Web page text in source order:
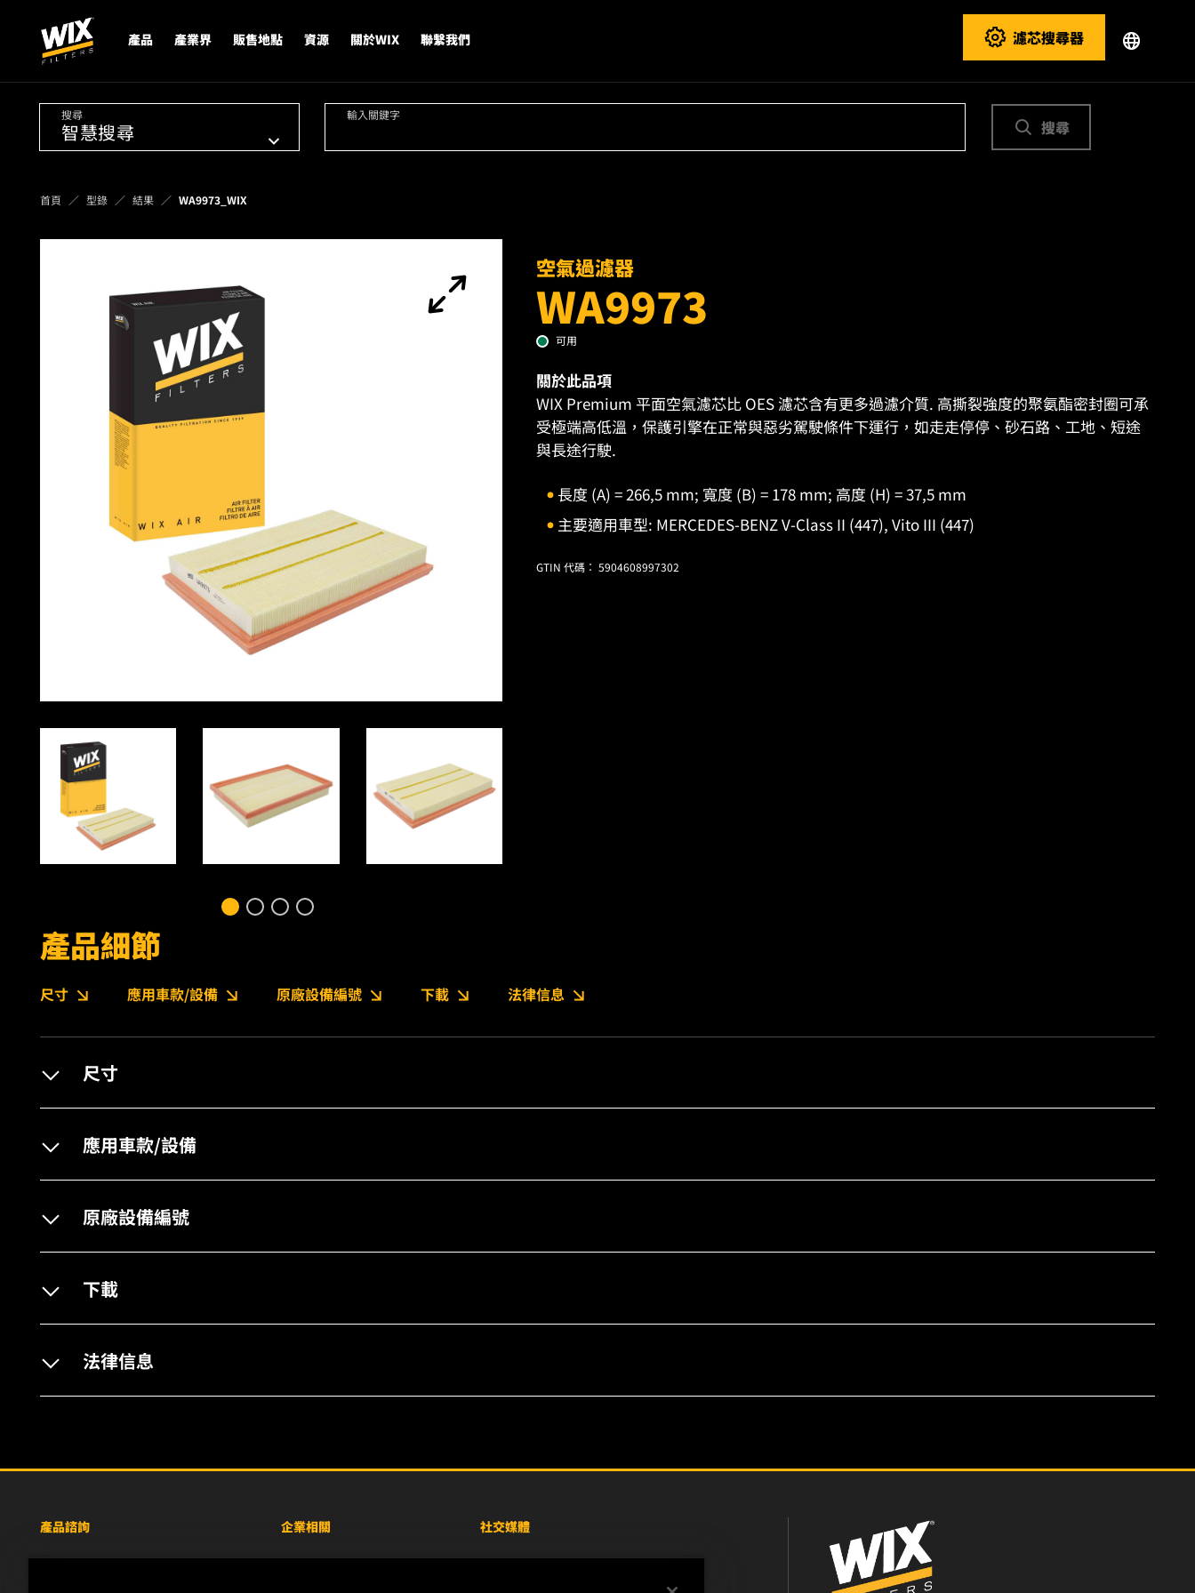
產品 產業界 販售地點 資源 關於WIX 聯繫我們 濾芯搜尋器
搜尋 輸入關鍵字
搜尋
首頁 型錄 結果 WA9973_WIX
空氣過濾器
WA9973
可用
關於此品項
WIX Premium 平面空氣濾芯比 OES 濾芯含有更多過濾介質. 高撕裂強度的聚氨酯密封圈可承
受極端高低溫，保護引擎在正常與惡劣駕駛條件下運行，如走走停停、砂石路、工地、短途
與長途行駛.
長度 (A) = 266,5 mm; 寬度 (B) = 178 mm; 高度 (H) = 37,5 mm
主要適用車型: MERCEDES-BENZ V-Class II (447), Vito III (447)
GTIN 代碼： 5904608997302
產品細節
尺寸 應用車款/設備 原廠設備編號 下載 法律信息
尺寸
應用車款/設備
原廠設備編號
下載
法律信息
產品諮詢 企業相關 社交媒體